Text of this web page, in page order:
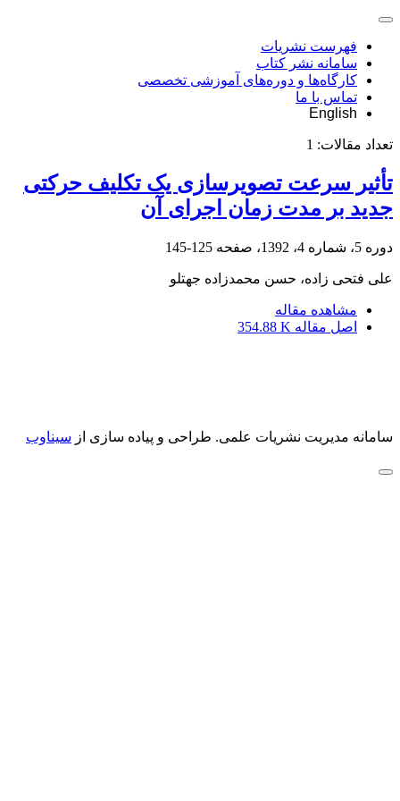
فهرست نشریات
سامانه نشر کتاب
کارگاه‌ها و دوره‌های آموزشی تخصصی
تماس با ما
English
تعداد مقالات: 1
تأثیر سرعت تصویرسازی یک تکلیف حرکتی
جدید بر مدت زمان اجرای آن
دوره 5، شماره 4، 1392، صفحه 125-145
علی فتحی زاده، حسن محمدزاده جهتلو
مشاهده مقاله
اصل مقاله 354.88 K
سامانه مدیریت نشریات علمی. طراحی و پیاده سازی از سیناوب